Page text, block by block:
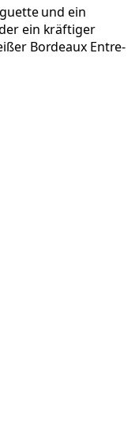
und ein
ein kräftiger
Bordeaux Entre-